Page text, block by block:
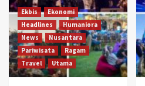
Ekbis
Ekonomi
Headlines
Humaniora
News
Nusantara
Pariwisata
Ragam
Travel
Utama